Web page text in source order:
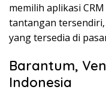
memilih aplikasi
tantangan
yang tersedia di
Barantum,
Indonesia